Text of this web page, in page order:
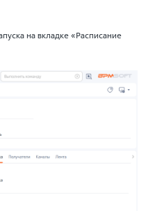
на вкладке «Расписание